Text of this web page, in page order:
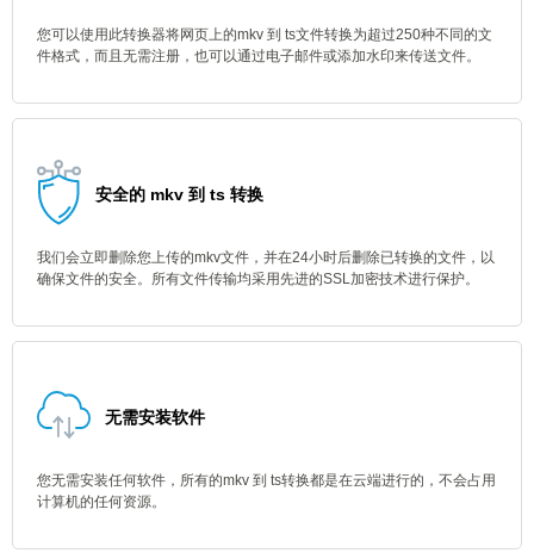
您可以使用此转换器将网页上的mkv 到 ts文件转换为超过250种不同的文
件格式，而且无需注册，也可以通过电子邮件或添加水印来传送文件。
安全的 mkv 到 ts 转换
我们会立即删除您上传的mkv文件，并在24小时后删除已转换的文件，以
确保文件的安全。所有文件传输均采用先进的SSL加密技术进行保护。
无需安装软件
您无需安装任何软件，所有的mkv 到 ts转换都是在云端进行的，不会占用
计算机的任何资源。